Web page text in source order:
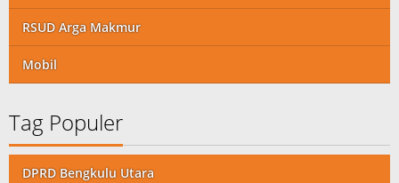
RSUD Arga Makmur
Mobil
Tag Populer
DPRD Bengkulu Utara